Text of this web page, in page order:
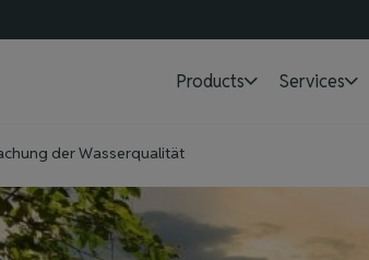
Products Services
der Wasserqualität